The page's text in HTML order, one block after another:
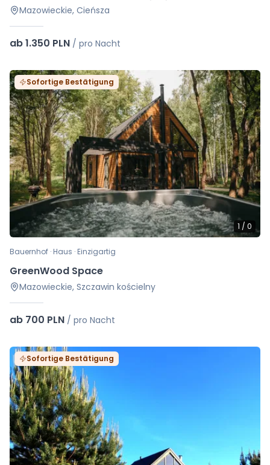
Mazowieckie, Cieńsza
ab 1.350 PLN / pro Nacht
Sofortige Bestätigung
1 / 0
Bauernhof · Haus · Einzigartig
GreenWood Space
Mazowieckie, Szczawin kościelny
ab 700 PLN / pro Nacht
Sofortige Bestätigung